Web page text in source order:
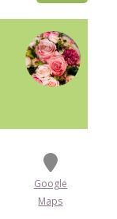
Google
Maps